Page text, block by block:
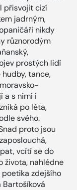
přisvojit cizí
jadrným,
nikdy
různorodým
prostých lidí
tance,
a s nimi i
po léta,
svého.
proto jsou
vcítí se do
života, nahlédne
zdejšího
Bartošíková